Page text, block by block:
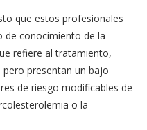
que estos profesionales
de conocimiento de la
refiere al tratamiento,
presentan un bajo
de riesgo modificables de
o la